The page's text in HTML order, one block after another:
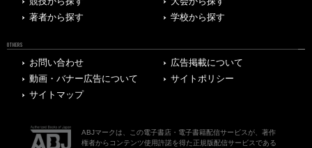
著者から探す
学校から探す
OTHERS
お問い合わせ
広告掲載について
動画・バナー広告について
サイトポリシー
サイトマップ
ABJマークは、この電子書店・電子書籍配信サービスが、著作
権者からコンテンツ使用許諾を得た正規版配信サービスである